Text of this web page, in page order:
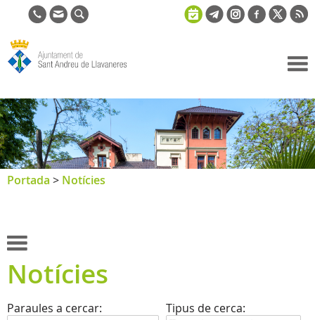
de Sant
Andreu de
Llavaneres
Portada > Notícies
Notícies
Paraules a cercar: Tipus de cerca: